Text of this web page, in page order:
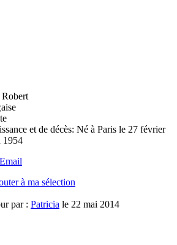
Robert
et de décès: Né à Paris le 27 février
1954
à ma sélection
par : Patricia le 22 mai 2014